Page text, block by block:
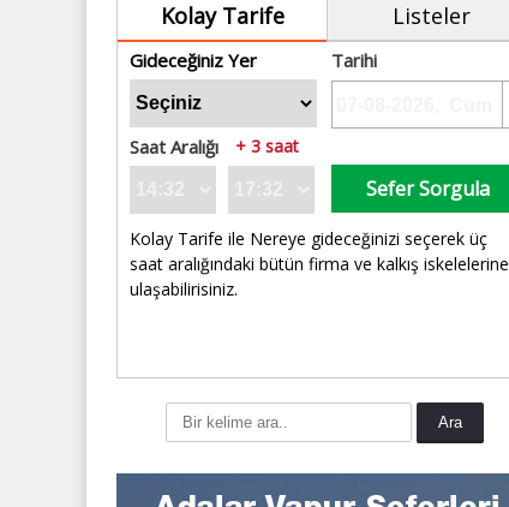
Kolay Tarife Listeler
Gideceğiniz Yer Tarihi
Saat Aralığı + 3 saat
Sefer Sorgula
Kolay Tarife ile Nereye gideceğinizi seçerek üç
saat aralığındaki bütün firma ve kalkış iskelelerine
ulaşabilirisiniz.